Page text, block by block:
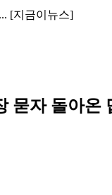
[지금이뉴스]
묻자 돌아온